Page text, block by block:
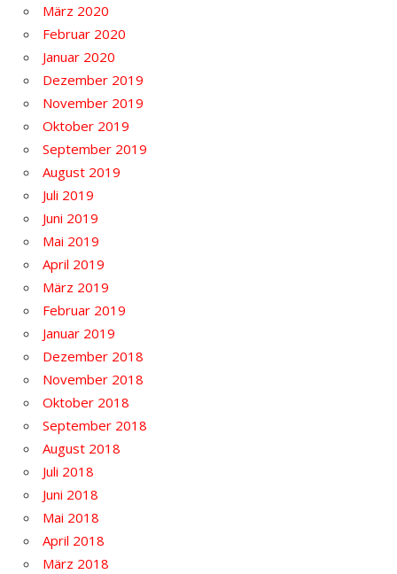
März 2020
Februar 2020
Januar 2020
Dezember 2019
November 2019
Oktober 2019
September 2019
August 2019
Juli 2019
Juni 2019
Mai 2019
April 2019
März 2019
Februar 2019
Januar 2019
Dezember 2018
November 2018
Oktober 2018
September 2018
August 2018
Juli 2018
Juni 2018
Mai 2018
April 2018
März 2018